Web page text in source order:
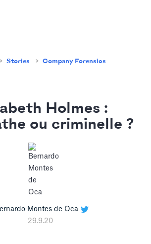
Stories Company Forensics
Holmes :
ou criminelle ?
Montes de Oca
29.9.20